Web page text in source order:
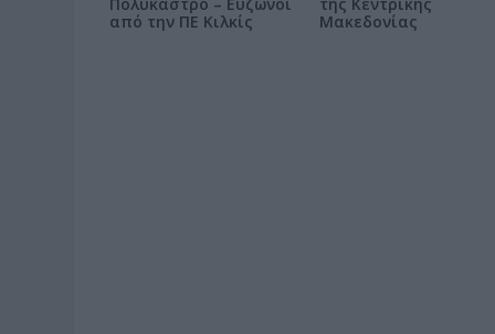
από την ΠΕ Κιλκίς
Μακεδονίας